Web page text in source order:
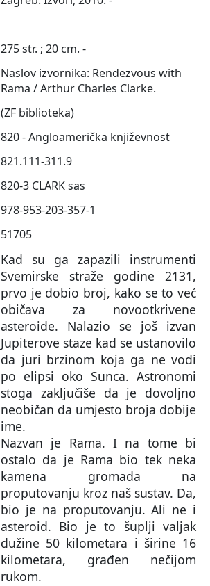
275 str. ; 20 cm. -
Naslov izvornika: Rendezvous with
Rama / Arthur Charles Clarke.
(ZF biblioteka)
820 - Angloamerička književnost
821.111-311.9
820-3 CLARK sas
978-953-203-357-1
51705
Kad su ga zapazili instrumenti
Svemirske straže godine 2131,
prvo je dobio broj, kako se to već
običava za novootkrivene
asteroide. Nalazio se još izvan
Jupiterove staze kad se ustanovilo
da juri brzinom koja ga ne vodi
po elipsi oko Sunca. Astronomi
stoga zaključiše da je dovoljno
neobičan da umjesto broja dobije
ime.
Nazvan je Rama. I na tome bi
ostalo da je Rama bio tek neka
kamena gromada na
proputovanju kroz naš sustav. Da,
bio je na proputovanju. Ali ne i
asteroid. Bio je to šuplji valjak
dužine 50 kilometara i širine 16
kilometara, građen nečijom
rukom.